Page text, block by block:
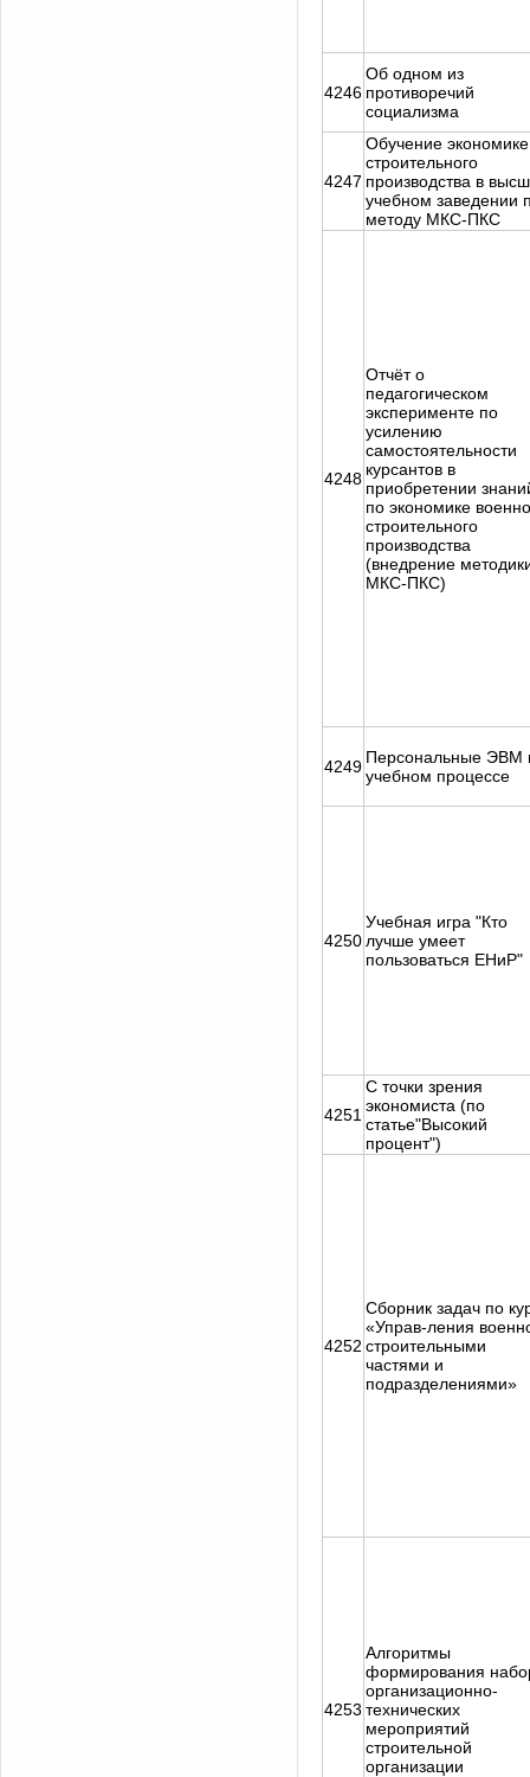
4246
Об одном из
противоречий
социализма
4247
Обучение экономике
строительного
производства в
учебном заведении
методу МКС-ПКС
4248
Отчёт о
педагогическом
эксперименте по
усилению
самостоятельности
курсантов в
приобретении
по экономике
строительного
производства
(внедрение
МКС-ПКС)
4249 Персональные ЭВМ
учебном процессе
4250
Учебная игра "Кто
лучше умеет
пользоваться ЕНиР"
4251
С точки зрения
экономиста (по
статье"Высокий
процент")
4252
Сборник задач по
«Управ-ления
строительными
частями и
подразделениями»
4253
Алгоритмы
формирования
организационно-
технических
мероприятий
строительной
организации